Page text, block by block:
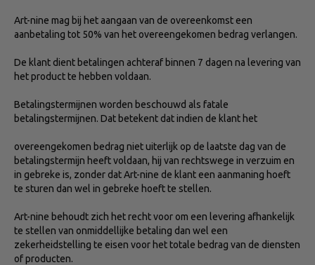
Art-nine mag bij het aangaan van de overeenkomst een
aanbetaling tot 50% van het overeengekomen bedrag verlangen.
De klant dient betalingen achteraf binnen 7 dagen na levering van
het product te hebben voldaan.
Betalingstermijnen worden beschouwd als fatale
betalingstermijnen. Dat betekent dat indien de klant het
overeengekomen bedrag niet uiterlijk op de laatste dag van de
betalingstermijn heeft voldaan, hij van rechtswege in verzuim en
in gebreke is, zonder dat Art-nine de klant een aanmaning hoeft
te sturen dan wel in gebreke hoeft te stellen.
Art-nine behoudt zich het recht voor om een levering afhankelijk
te stellen van onmiddellijke betaling dan wel een
zekerheidstelling te eisen voor het totale bedrag van de diensten
of producten.